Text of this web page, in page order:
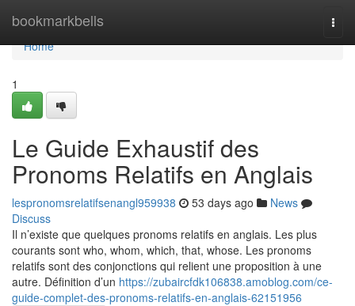
bookmarkbells
Home
Home
1
Le Guide Exhaustif des
Pronoms Relatifs en Anglais
lespronomsrelatifsenangl959938 53 days ago
News
Discuss
Il n’existe que quelques pronoms relatifs en anglais. Les plus
courants sont who, whom, which, that, whose. Les pronoms
relatifs sont des conjonctions qui relient une proposition à une
autre. Définition d’un https://zubaircfdk106838.amoblog.com/ce-
guide-complet-des-pronoms-relatifs-en-anglais-62151956